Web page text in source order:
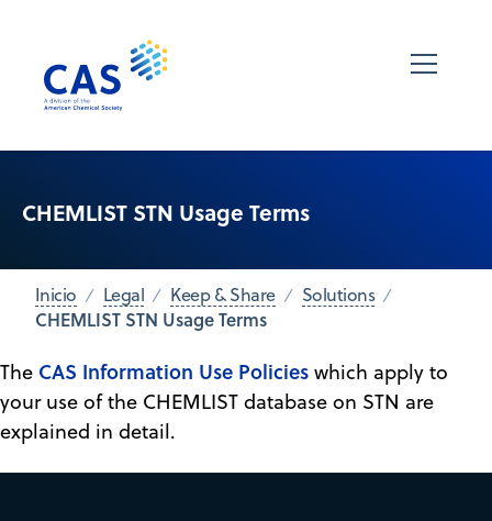
CHEMLIST STN Usage Terms
Inicio Legal Keep & Share Solutions
CHEMLIST STN Usage Terms
The CAS Information Use Policies which apply to
your use of the CHEMLIST database on STN are
explained in detail.